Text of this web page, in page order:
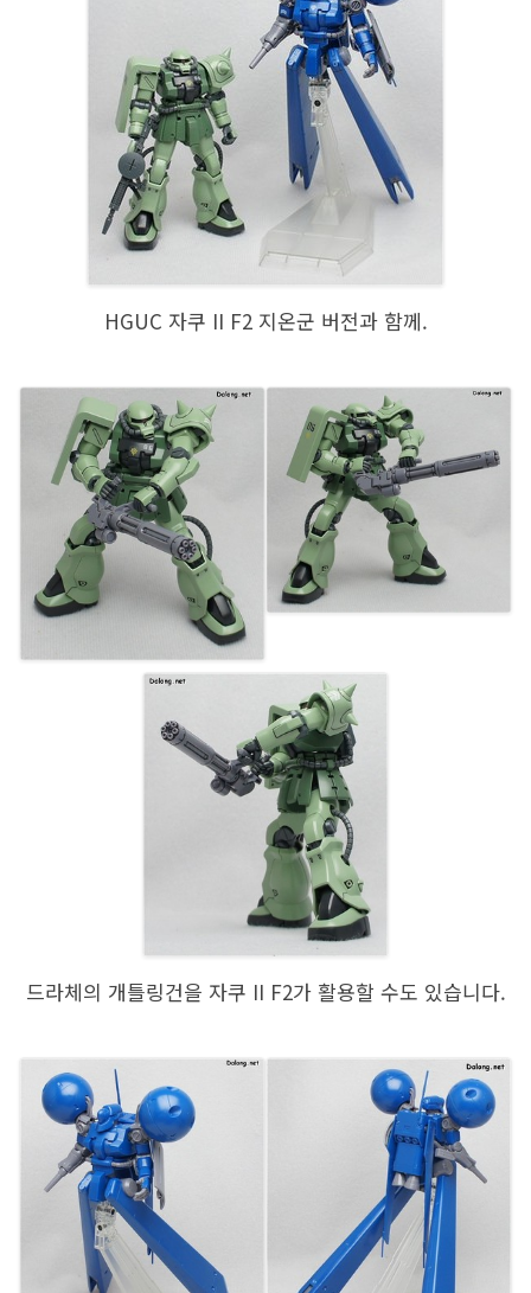
HGUC 자쿠 II F2 지온군 버전과 함께.
드라체의 개틀링건을 자쿠 II F2가 활용할 수도 있습니다.